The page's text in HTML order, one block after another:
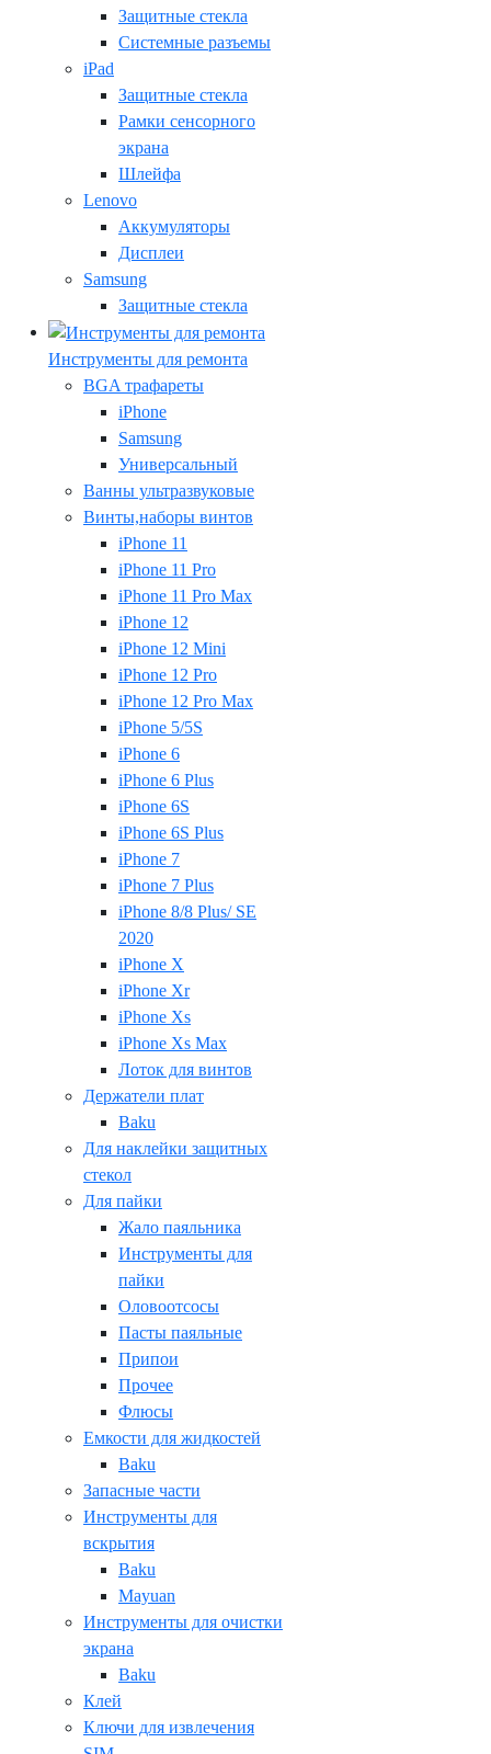
Защитные стекла
Системные разъемы
iPad
Защитные стекла
Рамки сенсорного
экрана
Шлейфа
Lenovo
Аккумуляторы
Дисплеи
Samsung
Защитные стекла
Инструменты для ремонта
BGA трафареты
iPhone
Samsung
Универсальный
Ванны ультразвуковые
Винты,наборы винтов
iPhone 11
iPhone 11 Pro
iPhone 11 Pro Max
iPhone 12
iPhone 12 Mini
iPhone 12 Pro
iPhone 12 Pro Max
iPhone 5/5S
iPhone 6
iPhone 6 Plus
iPhone 6S
iPhone 6S Plus
iPhone 7
iPhone 7 Plus
iPhone 8/8 Plus/ SE
2020
iPhone X
iPhone Xr
iPhone Xs
iPhone Xs Max
Лоток для винтов
Держатели плат
Baku
Для наклейки защитных
стекол
Для пайки
Жало паяльника
Инструменты для
пайки
Оловоотсосы
Пасты паяльные
Припои
Прочее
Флюсы
Емкости для жидкостей
Baku
Запасные части
Инструменты для
вскрытия
Baku
Mayuan
Инструменты для очистки
экрана
Baku
Клей
Ключи для извлечения